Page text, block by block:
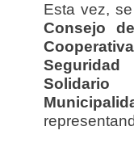
Esta vez,
Consejo